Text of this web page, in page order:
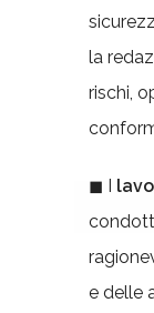
la
rischi,
◼ I
e delle